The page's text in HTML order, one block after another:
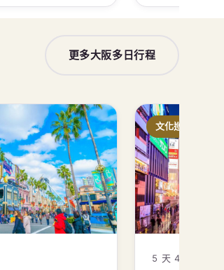
更多大阪多日行程
文化巡禮
5 天 4 夜